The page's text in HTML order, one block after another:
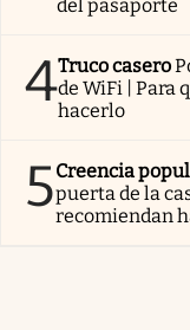
del pasaporte
4Truco casero
de WiFi | Para
hacerlo
5Creencia
puerta de la
recomiendan